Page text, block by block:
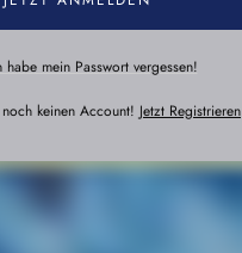
habe mein Passwort vergessen!
keinen Account! Jetzt Registrieren